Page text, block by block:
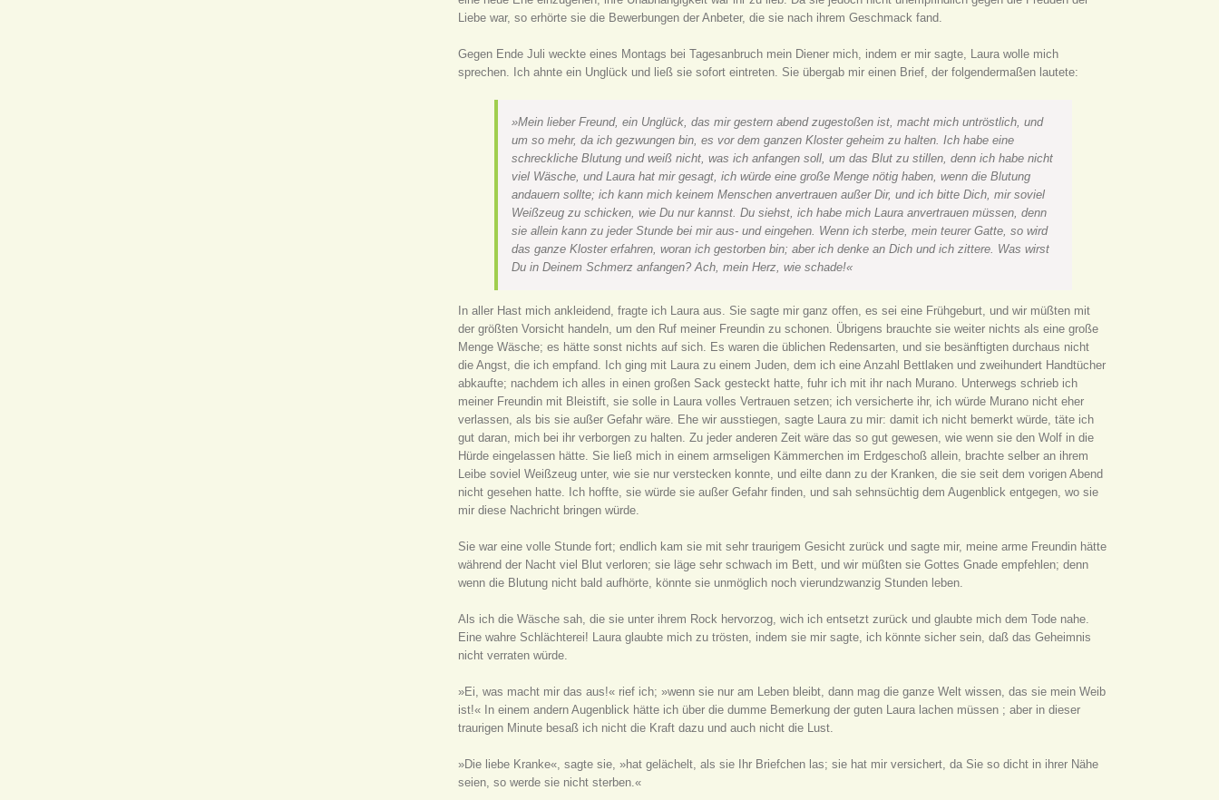
Liebe war, so erhörte sie die Bewerbungen der Anbeter, die sie nach ihrem Geschmack fand.
Gegen Ende Juli weckte eines Montags bei Tagesanbruch mein Diener mich, indem er mir sagte, Laura wolle mich
sprechen. Ich ahnte ein Unglück und ließ sie sofort eintreten. Sie übergab mir einen Brief, der folgendermaßen lautete:
»Mein lieber Freund, ein Unglück, das mir gestern abend zugestoßen ist, macht mich untröstlich, und
um so mehr, da ich gezwungen bin, es vor dem ganzen Kloster geheim zu halten. Ich habe eine
schreckliche Blutung und weiß nicht, was ich anfangen soll, um das Blut zu stillen, denn ich habe nicht
viel Wäsche, und Laura hat mir gesagt, ich würde eine große Menge nötig haben, wenn die Blutung
andauern sollte; ich kann mich keinem Menschen anvertrauen außer Dir, und ich bitte Dich, mir soviel
Weißzeug zu schicken, wie Du nur kannst. Du siehst, ich habe mich Laura anvertrauen müssen, denn
sie allein kann zu jeder Stunde bei mir aus- und eingehen. Wenn ich sterbe, mein teurer Gatte, so wird
das ganze Kloster erfahren, woran ich gestorben bin; aber ich denke an Dich und ich zittere. Was wirst
Du in Deinem Schmerz anfangen? Ach, mein Herz, wie schade!«
In aller Hast mich ankleidend, fragte ich Laura aus. Sie sagte mir ganz offen, es sei eine Frühgeburt, und wir müßten mit
der größten Vorsicht handeln, um den Ruf meiner Freundin zu schonen. Übrigens brauchte sie weiter nichts als eine große
Menge Wäsche; es hätte sonst nichts auf sich. Es waren die üblichen Redensarten, und sie besänftigten durchaus nicht
die Angst, die ich empfand. Ich ging mit Laura zu einem Juden, dem ich eine Anzahl Bettlaken und zweihundert Handtücher
abkaufte; nachdem ich alles in einen großen Sack gesteckt hatte, fuhr ich mit ihr nach Murano. Unterwegs schrieb ich
meiner Freundin mit Bleistift, sie solle in Laura volles Vertrauen setzen; ich versicherte ihr, ich würde Murano nicht eher
verlassen, als bis sie außer Gefahr wäre. Ehe wir ausstiegen, sagte Laura zu mir: damit ich nicht bemerkt würde, täte ich
gut daran, mich bei ihr verborgen zu halten. Zu jeder anderen Zeit wäre das so gut gewesen, wie wenn sie den Wolf in die
Hürde eingelassen hätte. Sie ließ mich in einem armseligen Kämmerchen im Erdgeschoß allein, brachte selber an ihrem
Leibe soviel Weißzeug unter, wie sie nur verstecken konnte, und eilte dann zu der Kranken, die sie seit dem vorigen Abend
nicht gesehen hatte. Ich hoffte, sie würde sie außer Gefahr finden, und sah sehnsüchtig dem Augenblick entgegen, wo sie
mir diese Nachricht bringen würde.
Sie war eine volle Stunde fort; endlich kam sie mit sehr traurigem Gesicht zurück und sagte mir, meine arme Freundin hätte
während der Nacht viel Blut verloren; sie läge sehr schwach im Bett, und wir müßten sie Gottes Gnade empfehlen; denn
wenn die Blutung nicht bald aufhörte, könnte sie unmöglich noch vierundzwanzig Stunden leben.
Als ich die Wäsche sah, die sie unter ihrem Rock hervorzog, wich ich entsetzt zurück und glaubte mich dem Tode nahe.
Eine wahre Schlächterei! Laura glaubte mich zu trösten, indem sie mir sagte, ich könnte sicher sein, daß das Geheimnis
nicht verraten würde.
»Ei, was macht mir das aus!« rief ich; »wenn sie nur am Leben bleibt, dann mag die ganze Welt wissen, das sie mein Weib
ist!« In einem andern Augenblick hätte ich über die dumme Bemerkung der guten Laura lachen müssen ; aber in dieser
traurigen Minute besaß ich nicht die Kraft dazu und auch nicht die Lust.
»Die liebe Kranke«, sagte sie, »hat gelächelt, als sie Ihr Briefchen las; sie hat mir versichert, da Sie so dicht in ihrer Nähe
seien, so werde sie nicht sterben.«